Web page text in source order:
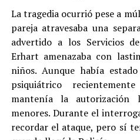
La tragedia ocurrió pese a
pareja atravesaba una
advertido a los Servicios
Erhart amenazaba con
niños. Aunque había
psiquiátrico
mantenía la
menores. Durante el
recordar el ataque, pero sí